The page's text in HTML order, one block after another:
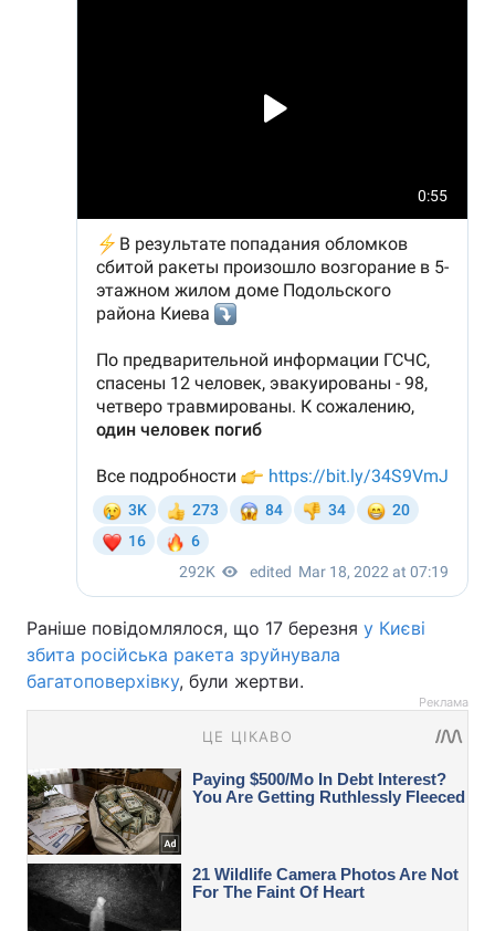
Раніше повідомлялося, що 17 березня у Києві
збита російська ракета зруйнувала
багатоповерхівку, були жертви.
Реклама